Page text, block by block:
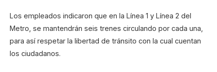
Los empleados indicaron que en la Línea 1 y Línea 2 del
Metro, se mantendrán seis trenes circulando por cada una,
para así respetar la libertad de tránsito con la cual cuentan
los ciudadanos.